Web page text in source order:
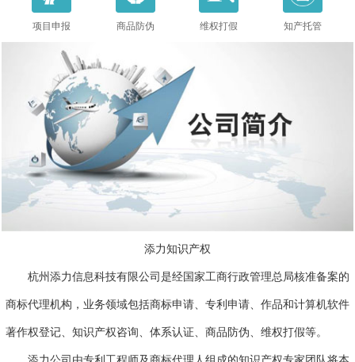
项目申报 商品防伪 维权打假 知产托管
添力知识产权
杭州添力信息科技有限公司是经国家工商行政管理总局核准备案的
商标代理机构，业务领域包括商标申请、专利申请、作品和计算机软件
著作权登记、知识产权咨询、体系认证、商品防伪、维权打假等。